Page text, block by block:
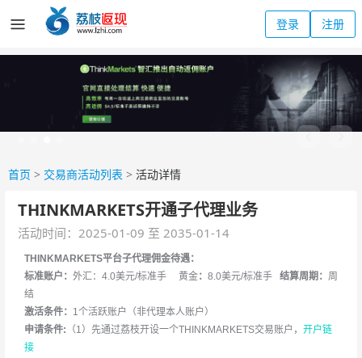
登录 注册
首页 > 交易商活动列表 > 活动详情
THINKMARKETS开通子代理业务
活动时间：2025-01-09 至 2035-01-14
THINKMARKETS平台子代理佣金待遇：
标准账户： 外汇：4.0美元/标准手 黄金： 8.0美元/标准手 结算周期： 周
结
激活条件： 1个活跃账户（非代理本人账户）
申请条件: （1）先通过荔枝开设一个THINKMARKETS交易账户， 开户链
接